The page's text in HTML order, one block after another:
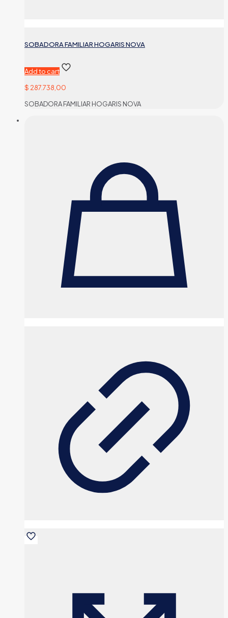
SOBADORA FAMILIAR HOGARIS NOVA
Add to cart
$ 287.738,00
SOBADORA FAMILIAR HOGARIS NOVA